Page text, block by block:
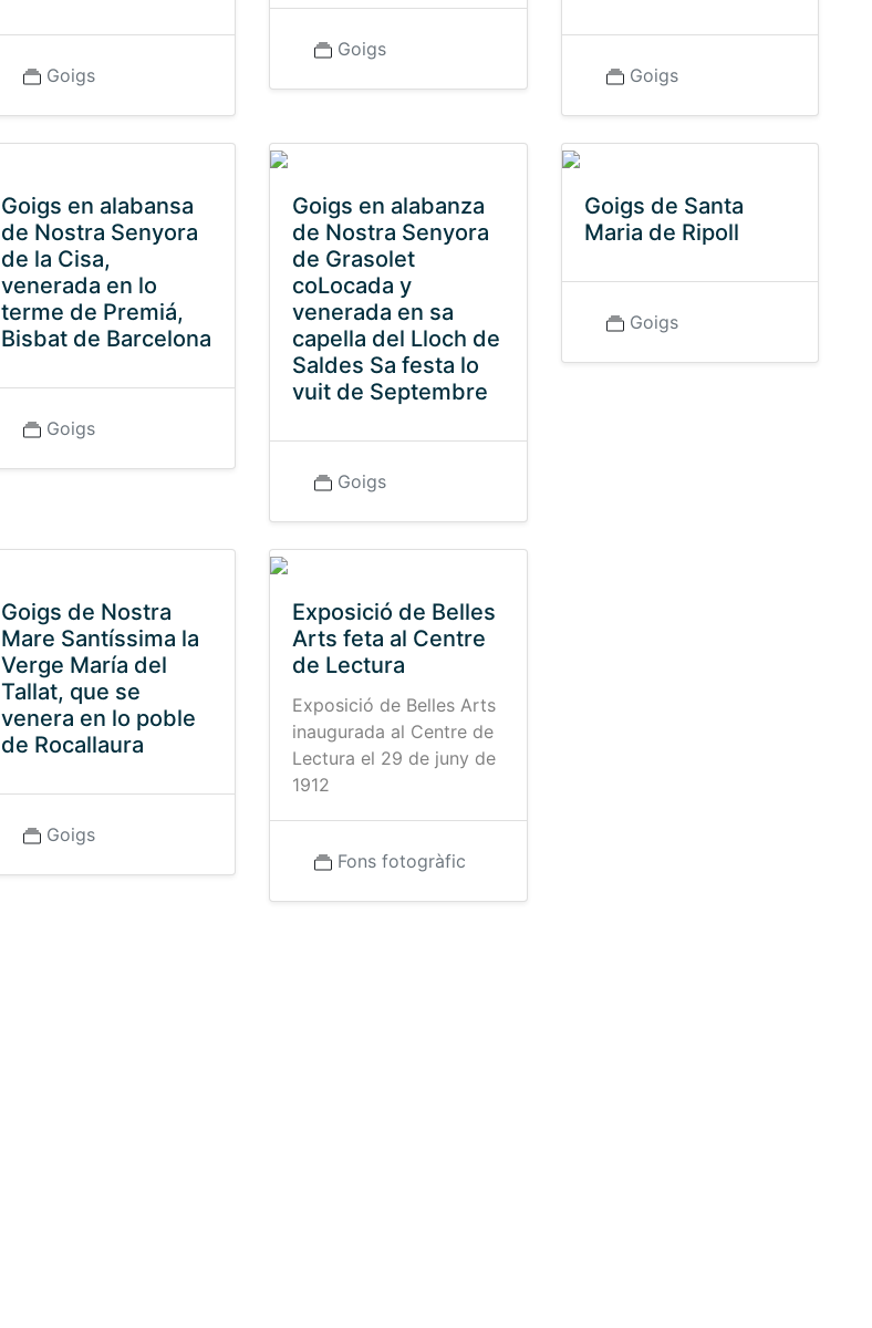
Goigs
Goigs
Goigs
Goigs en alabansa
de Nostra Senyora
de la Cisa,
venerada en lo
terme de Premiá,
Bisbat de Barcelona
Goigs
Goigs en alabanza
de Nostra Senyora
de Grasolet
coLocada y
venerada en sa
capella del Lloch de
Saldes Sa festa lo
vuit de Septembre
Goigs
Goigs de Santa
Maria de Ripoll
Goigs
Goigs de Nostra
Mare Santíssima la
Verge María del
Tallat, que se
venera en lo poble
de Rocallaura
Goigs
Exposició de Belles
Arts feta al Centre
de Lectura
Exposició de Belles Arts
inaugurada al Centre de
Lectura el 29 de juny de
1912
Fons fotogràfic